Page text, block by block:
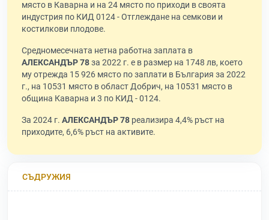
място в Каварна и на 24 място по приходи в своята
индустрия по КИД 0124 - Отглеждане на семкови и
костилкови плодове.
Средномесечната нетна работна заплата в
АЛЕКСАНДЪР 78за 2022 г. е в размер на 1748 лв, което
му отрежда 15 926 място по заплати в България за 2022
г., на 10531 място в област Добрич, на 10531 място в
община Каварна и 3 по КИД - 0124.
За 2024 г. АЛЕКСАНДЪР 78 реализира 4,4% ръст на
приходите, 6,6% ръст на активите.
СЪДРУЖИЯ